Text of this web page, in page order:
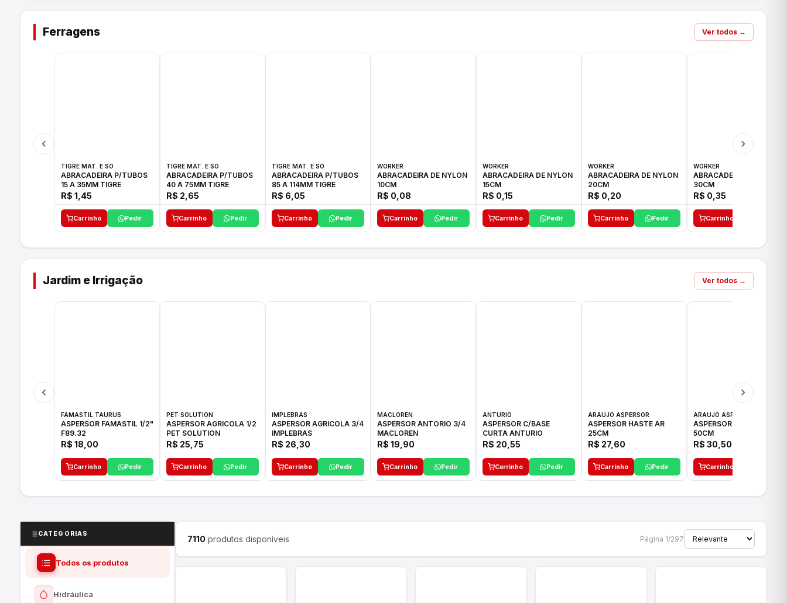
Ferragens Ver todos →
TIGRE MAT. E SO
ABRACADEIRA P/TUBOS
15 A 35MM TIGRE
R$ 1,45
Carrinho Pedir
TIGRE MAT. E SO
ABRACADEIRA P/TUBOS
40 A 75MM TIGRE
R$ 2,65
Carrinho Pedir
TIGRE MAT. E SO
ABRACADEIRA P/TUBOS
85 A 114MM TIGRE
R$ 6,05
Carrinho Pedir
WORKER
ABRACADEIRA DE NYLON
10CM
R$ 0,08
Carrinho Pedir
WORKER
ABRACADEIRA DE NYLON
15CM
R$ 0,15
Carrinho Pedir
WORKER
ABRACADEIRA DE NYLON
20CM
R$ 0,20
Carrinho Pedir
WORKER
ABRACADEIRA DE NYLON
30CM
R$ 0,35
Carrinho
Jardim e Irrigação Ver todos →
FAMASTIL TAURUS
ASPERSOR FAMASTIL 1/2"
F89.32
R$ 18,00
Carrinho Pedir
PET SOLUTION
ASPERSOR AGRICOLA 1/2
PET SOLUTION
R$ 25,75
Carrinho Pedir
IMPLEBRAS
ASPERSOR AGRICOLA 3/4
IMPLEBRAS
R$ 26,30
Carrinho Pedir
MACLOREN
ASPERSOR ANTORIO 3/4
MACLOREN
R$ 19,90
Carrinho Pedir
ANTURIO
ASPERSOR C/BASE
CURTA ANTURIO
R$ 20,55
Carrinho Pedir
ARAUJO ASPERSOR
ASPERSOR HASTE AR
25CM
R$ 27,60
Carrinho Pedir
ARAUJO ASPERSOR
ASPERSOR HASTE AR
50CM
R$ 30,50
Carrinho
CATEGORIAS
Todos os produtos
Hidráulica
7110 produtos disponíveis Página 1/297